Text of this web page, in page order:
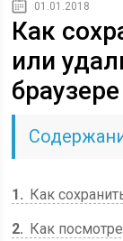
01.01.2018
Как
или
браузере
1
Как
2
Как